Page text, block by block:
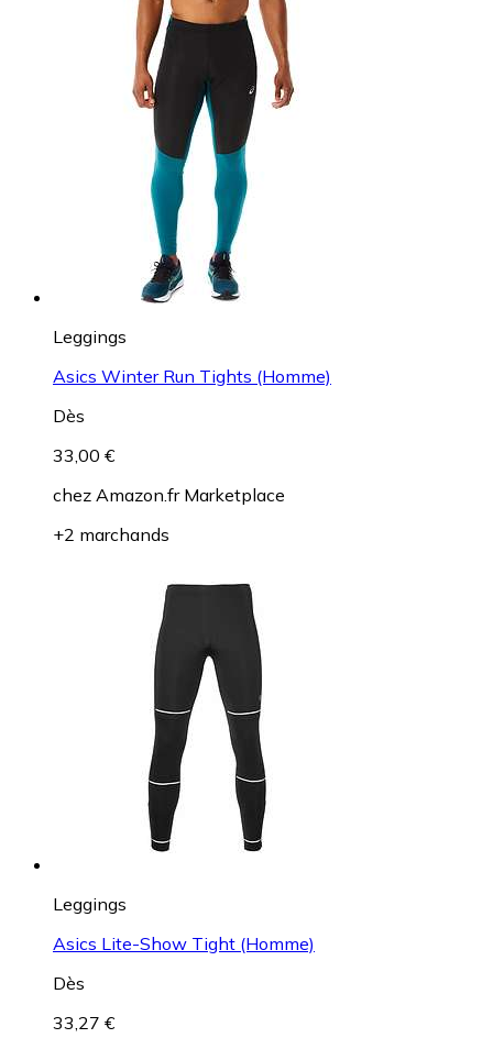
Leggings
Asics Winter Run Tights (Homme)
Dès
33,00 €
chez Amazon.fr Marketplace
+2 marchands
Leggings
Asics Lite-Show Tight (Homme)
Dès
33,27 €